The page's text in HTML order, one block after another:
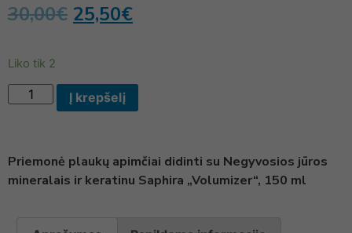
30,00€ 25,50€
Liko tik 2
Į krepšelį
Priemonė plaukų apimčiai didinti su Negyvosios jūros
mineralais ir keratinu Saphira „Volumizer“, 150 ml